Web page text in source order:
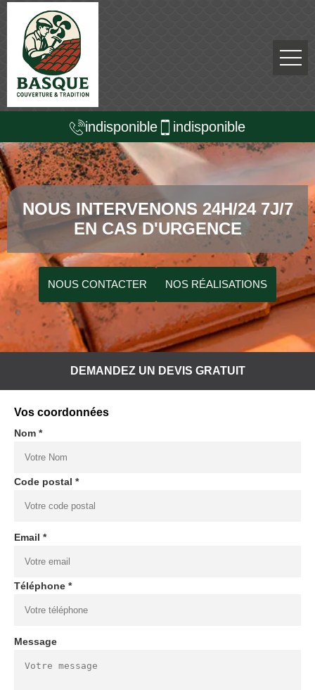
indisponible indisponible
NOUS INTERVENONS 24H/24 7J/7
EN CAS D'URGENCE
NOUS CONTACTER NOS RÉALISATIONS
DEMANDEZ UN DEVIS GRATUIT
Vos coordonnées
Nom *
Code postal *
Email *
Téléphone *
Message